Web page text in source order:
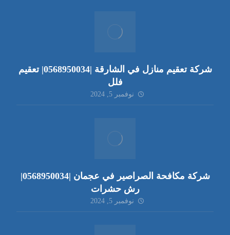
شركة تعقيم منازل في الشارقة |0568950034| تعقيم
فلل
نوفمبر 5, 2024
شركة مكافحة الصراصير في عجمان |0568950034|
رش حشرات
نوفمبر 5, 2024